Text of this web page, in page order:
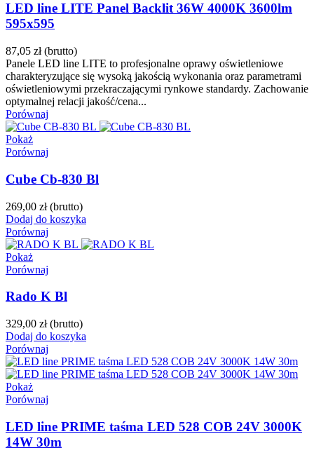
LED line LITE Panel Backlit 36W 4000K 3600lm
595x595
87,05 zł (brutto)
Panele LED line LITE to profesjonalne oprawy oświetleniowe
charakteryzujące się wysoką jakością wykonania oraz parametrami
oświetleniowymi przekraczającymi rynkowe standardy. Zachowanie
optymalnej relacji jakość/cena...
Porównaj
Pokaż
Porównaj
Cube Cb-830 Bl
269,00 zł (brutto)
Dodaj do koszyka
Porównaj
Pokaż
Porównaj
Rado K Bl
329,00 zł (brutto)
Dodaj do koszyka
Porównaj
Pokaż
Porównaj
LED line PRIME taśma LED 528 COB 24V 3000K
14W 30m